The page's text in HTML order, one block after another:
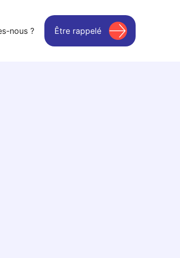
nous ? Être rappelé